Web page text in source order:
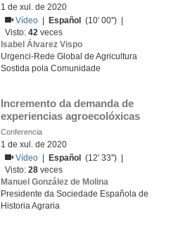
1 de xul. de 2020
Vídeo
Español
(10' 00'') |
Visto:42 veces
Isabel Álvarez Vispo
Urgenci-Rede Global de Agricultura
Sostida pola Comunidade
Incremento da demanda de
experiencias agroecolóxicas
Conferencia
1 de xul. de 2020
Vídeo
Español
(12' 33'') |
Visto:28 veces
Manuel González de Molina
Presidente da Sociedade Española de
Historia Agraria